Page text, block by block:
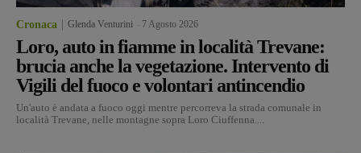
Cronaca Glenda Venturini 7 Agosto 2026
Loro, auto in fiamme in località Trevane:
brucia anche la vegetazione. Intervento di
Vigili del fuoco e volontari antincendio
Un'auto è andata a fuoco oggi mentre percorreva la strada comunale in
località Trevane, nelle montagne sopra Loro Ciuffenna....